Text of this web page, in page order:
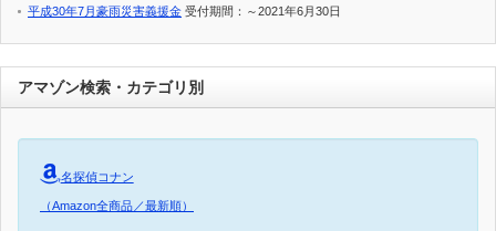
平成30年7月豪雨災害義援金 受付期間：～2021年6月30日
アマゾン検索・カテゴリ別
名探偵コナン
（Amazon全商品／最新順）